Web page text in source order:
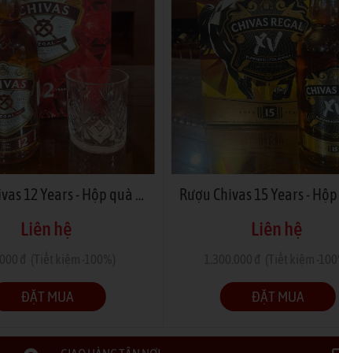
Rượu Chivas 12 Years - Hộp quà tết 2026
Liên hệ
ĐẶT MUA
Liên hệ
ĐẶT MUA